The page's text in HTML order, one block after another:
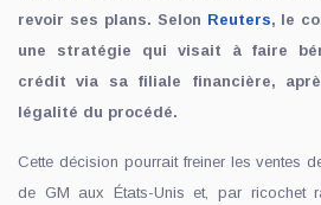
revoir ses plans. Selon Reuters, le
une stratégie qui visait à faire
crédit via sa filiale financière,
légalité du procédé.
Cette décision pourrait freiner les ventes
de GM aux États-Unis et, par ricochet